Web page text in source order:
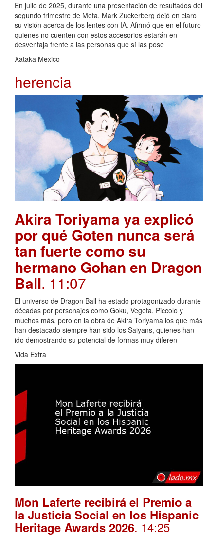
En julio de 2025, durante una presentación de resultados del
segundo trimestre de Meta, Mark Zuckerberg dejó en claro
su visión acerca de los lentes con IA. Afirmó que en el futuro
quienes no cuenten con estos accesorios estarán en
desventaja frente a las personas que sí las pose
Xataka México
herencia
Akira Toriyama ya explicó
por qué Goten nunca será
tan fuerte como su
hermano Gohan en Dragon
Ball. 11:07
El universo de Dragon Ball ha estado protagonizado durante
décadas por personajes como Goku, Vegeta, Piccolo y
muchos más, pero en la obra de Akira Toriyama los que más
han destacado siempre han sido los Saiyans, quienes han
ido demostrando su potencial de formas muy diferen
Vida Extra
Mon Laferte recibirá el Premio a
la Justicia Social en los Hispanic
Heritage Awards 2026. 14:25